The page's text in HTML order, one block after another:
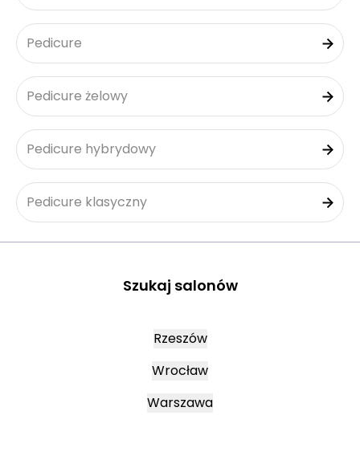
Pedicure
Pedicure żelowy
Pedicure hybrydowy
Pedicure klasyczny
Szukaj salonów
Rzeszów
Wrocław
Warszawa